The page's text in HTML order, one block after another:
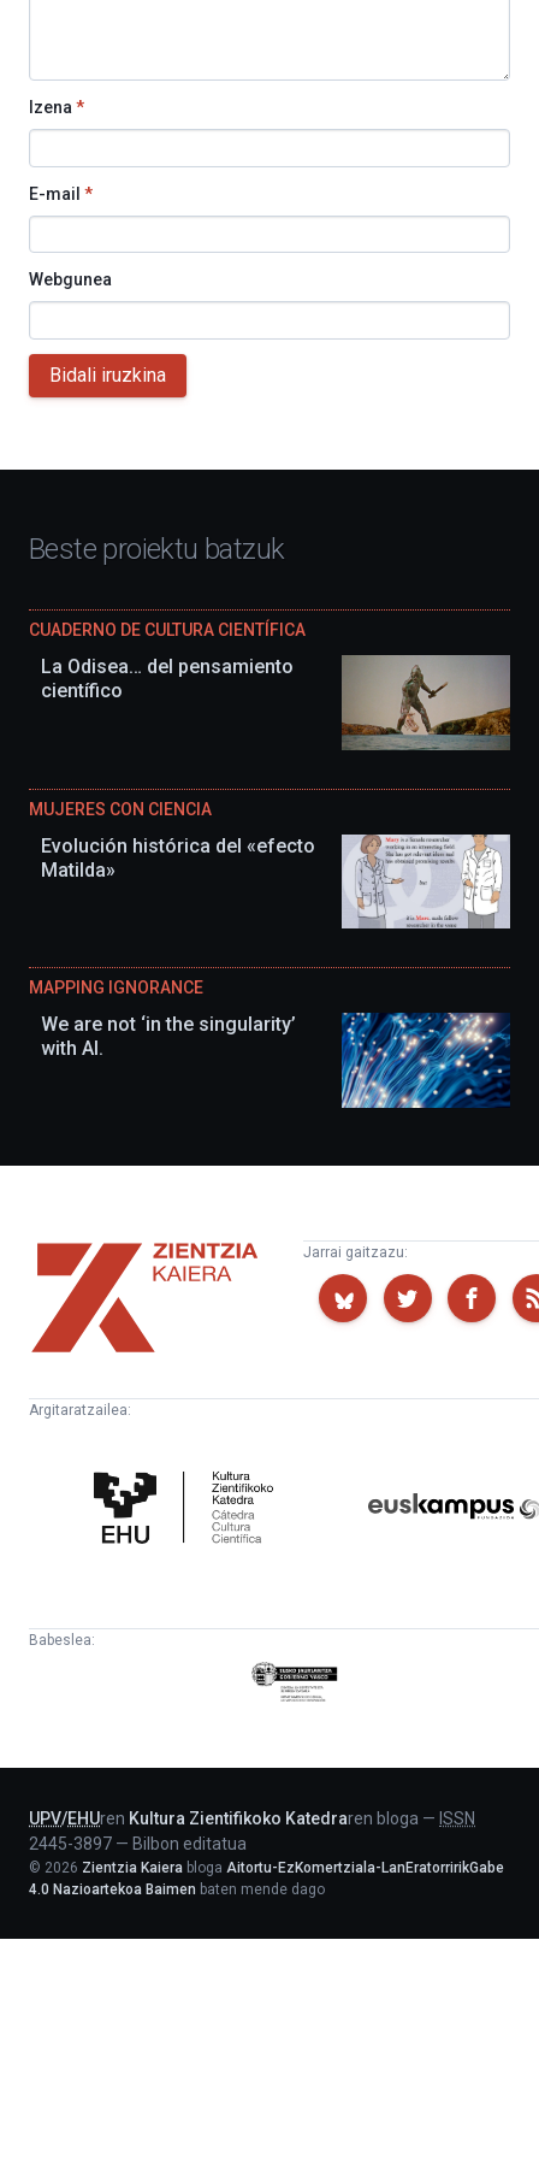
Izena*
E-mail *
Webgunea
Bidali iruzkina
Beste proiektu batzuk
CUADERNO DE CULTURA CIENTÍFICA
La Odisea… del pensamiento
científico
MUJERES CON CIENCIA
Evolución histórica del «efecto
Matilda»
MAPPING IGNORANCE
We are not ‘in the singularity’
with AI.
Zientzia
Kaiera
Jarrai gaitzazu:
Argitaratzailea:
Zientifikoko
Katedra
Babeslea:
Eusko
Jaurlaritza
UPV/EHUren Kultura Zientifikoko Katedraren bloga — ISSN
2445-3897 — Bilbon editatua
© 2026 Zientzia Kaiera bloga Aitortu-EzKomertziala-LanEratorririkGabe
4.0 Nazioartekoa Baimen baten mende dago